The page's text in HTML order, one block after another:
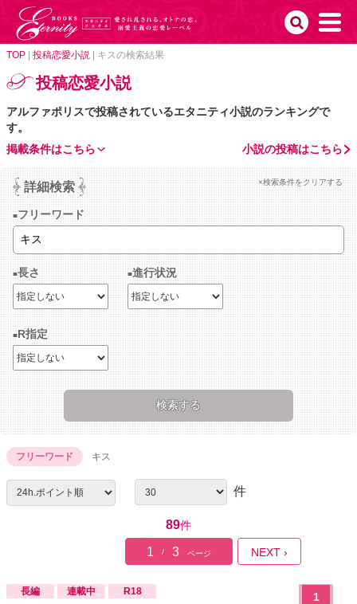
TOP 投稿恋愛小説 キスの検索結果
投稿恋愛小説
アルファポリスで投稿されているエタニティ小説のランキングで
す。
小説の投稿はこちら
掲載条件はこちら
詳細検索 ×検索条件をクリアする
フリーワード
長さ 進行状況
R指定
フリーワード キス
件
89件
1 / 3 ページ NEXT ›
長編 連載中 R18 1